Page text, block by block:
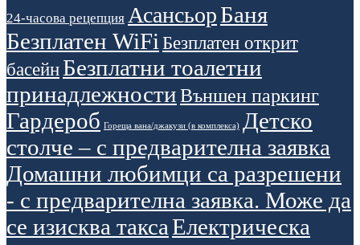
24-часова рецепция АсансьорБаня
Безплатен WiFi Безплатен открит
басейнБезплатни тоалетни
принадлежностиВъншен паркинг
Гардероб Гореща вана/джакузи (в комплекса) Детско
столче – с предварителна заявка
Домашни любимци са разрешени
- с предварителна заявка. Може да
се изисква таксаЕлектрическа